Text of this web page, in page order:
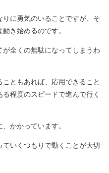
に勇気のいることですが、そ
き始めるのです。
全くの無駄になってしまうわ
ともあれば、応用できること
程度のスピードで進んで行く
かかっています。
いくつもりで動くことが大切